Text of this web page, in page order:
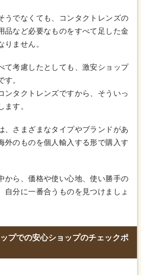
うでなくても、コンタクトレンズの
品など必要なものをすべて足した金
りません。
て考慮したとしても、激安ショップ
。
ンタクトレンズですから、そういっ
ます。
、さまざまなタイプやブランドがあ
外のものを個人輸入する形で購入す
から、価格や使い心地、使い勝手の
自分に一番合うものを見つけましょ
プでの安心ショップのチェックポ